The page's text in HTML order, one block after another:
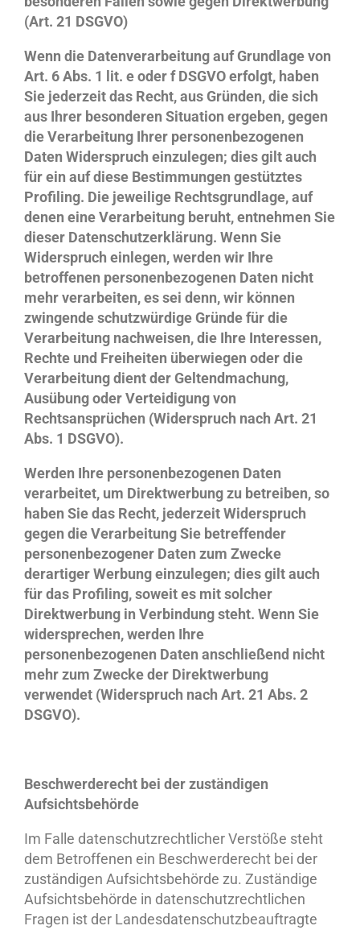
(Art. 21 DSGVO)
Wenn die Datenverarbeitung auf Grundlage von
Art. 6 Abs. 1 lit. e oder f DSGVO erfolgt, haben
Sie jederzeit das Recht, aus Gründen, die sich
aus Ihrer besonderen Situation ergeben, gegen
die Verarbeitung Ihrer personenbezogenen
Daten Widerspruch einzulegen; dies gilt auch
für ein auf diese Bestimmungen gestütztes
Profiling. Die jeweilige Rechtsgrundlage, auf
denen eine Verarbeitung beruht, entnehmen Sie
dieser Datenschutzerklärung. Wenn Sie
Widerspruch einlegen, werden wir Ihre
betroffenen personenbezogenen Daten nicht
mehr verarbeiten, es sei denn, wir können
zwingende schutzwürdige Gründe für die
Verarbeitung nachweisen, die Ihre Interessen,
Rechte und Freiheiten überwiegen oder die
Verarbeitung dient der Geltendmachung,
Ausübung oder Verteidigung von
Rechtsansprüchen (Widerspruch nach Art. 21
Abs. 1 DSGVO).
Werden Ihre personenbezogenen Daten
verarbeitet, um Direktwerbung zu betreiben, so
haben Sie das Recht, jederzeit Widerspruch
gegen die Verarbeitung Sie betreffender
personenbezogener Daten zum Zwecke
derartiger Werbung einzulegen; dies gilt auch
für das Profiling, soweit es mit solcher
Direktwerbung in Verbindung steht. Wenn Sie
widersprechen, werden Ihre
personenbezogenen Daten anschließend nicht
mehr zum Zwecke der Direktwerbung
verwendet (Widerspruch nach Art. 21 Abs. 2
DSGVO).
Beschwerderecht bei der zuständigen
Aufsichtsbehörde
Im Falle datenschutzrechtlicher Verstöße steht
dem Betroffenen ein Beschwerderecht bei der
zuständigen Aufsichtsbehörde zu. Zuständige
Aufsichtsbehörde in datenschutzrechtlichen
Fragen ist der Landesdatenschutzbeauftragte